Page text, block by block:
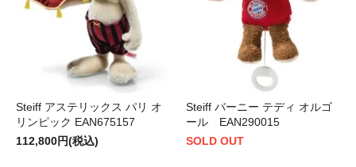
Steiff アステリックス パリ オ
リンピック EAN675157
112,800円(税込)
Steiff バーニー テディ オルゴ
ール EAN290015
SOLD OUT